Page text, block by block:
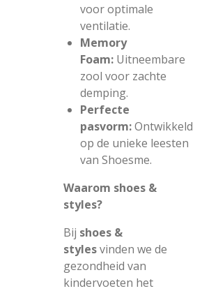
voor optimale
ventilatie.
Memory
Foam: Uitneembare
zool voor zachte
demping.
Perfecte
pasvorm:Ontwikkeld
op de unieke leesten
van Shoesme.
Waarom shoes &
styles?
Bij shoes &
stylesvinden we de
gezondheid van
kindervoeten het